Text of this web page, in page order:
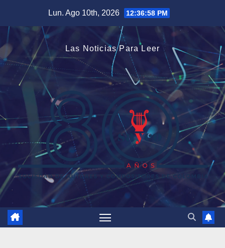
contenido
Lun. Ago 10th, 2026 12:36:58 PM
Las Noticias Para Leer